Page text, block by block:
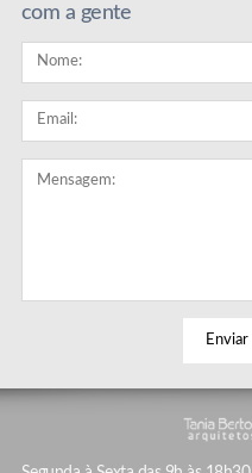
com a gente